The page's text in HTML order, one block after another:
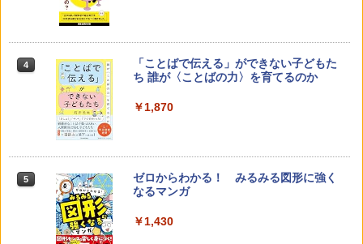
4
「ことばで伝える」ができない子どもた
ち 誰が〈ことばの力〉を育てるのか
￥1,870
5
ゼロからわかる！ みるみる図形に強く
なるマンガ
￥1,430